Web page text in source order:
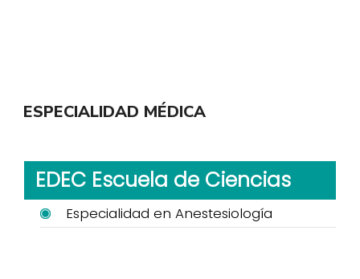
ESPECIALIDAD MÉDICA
EDEC Escuela de Ciencias
Especialidad en Anestesiología